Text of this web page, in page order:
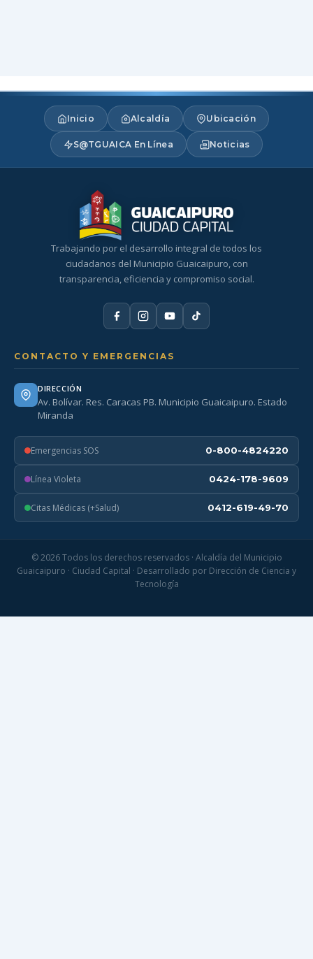
Inicio Alcaldía Ubicación
S@TGUAICA En Línea Noticias
Trabajando por el desarrollo integral de todos los
ciudadanos del Municipio Guaicaipuro, con
transparencia, eficiencia y compromiso social.
CONTACTO Y EMERGENCIAS
DIRECCIÓN
Av. Bolívar. Res. Caracas PB. Municipio Guaicaipuro. Estado
Miranda
Emergencias SOS 0-800-4824220
Línea Violeta 0424-178-9609
Citas Médicas (+Salud) 0412-619-49-70
© 2026 Todos los derechos reservados · Alcaldía del Municipio
Guaicaipuro · Ciudad Capital · Desarrollado por Dirección de Ciencia y
Tecnología